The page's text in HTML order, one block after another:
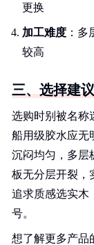
更换
加工难度 ：
较高
三、选择建
选购时别被名称
船用级胶水应无
沉闷均匀，多层
板无分层开裂，
追求质感选实木
号。
想了解更多产品